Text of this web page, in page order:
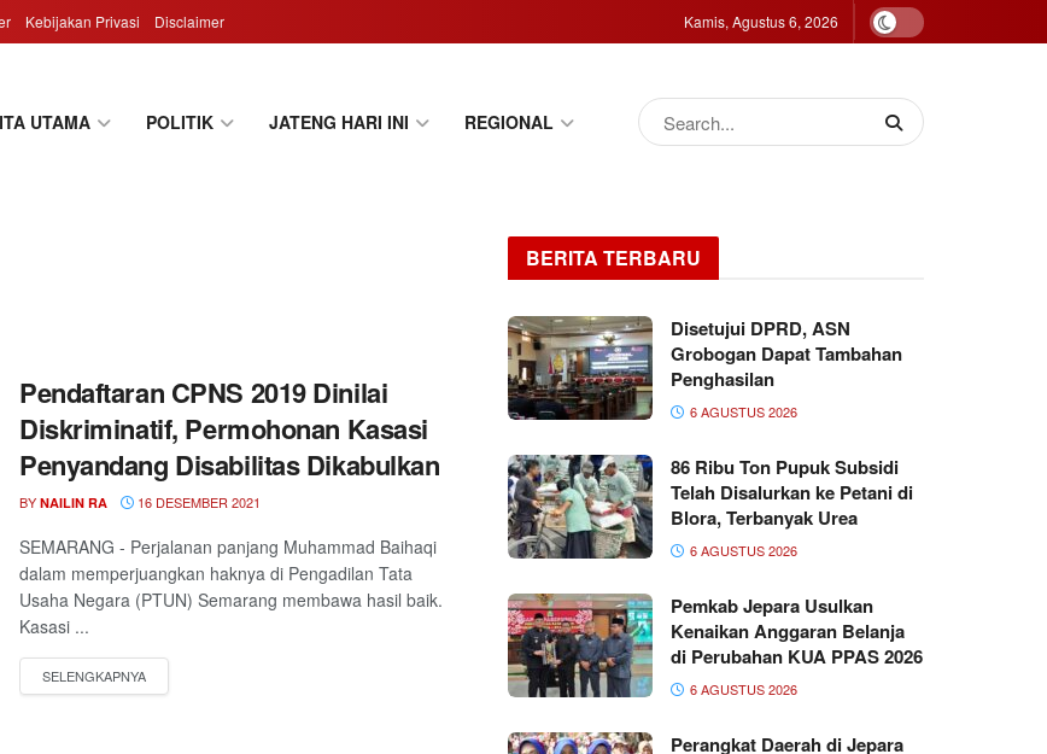
Kebijakan Privasi Disclaimer Kamis, Agustus 6, 2026
UTAMA POLITIK JATENG HARI INI REGIONAL
Pendaftaran CPNS 2019 Dinilai
Diskriminatif, Permohonan Kasasi
Penyandang Disabilitas Dikabulkan
BY NAILIN RA 16 DESEMBER 2021
SEMARANG - Perjalanan panjang Muhammad Baihaqi
dalam memperjuangkan haknya di Pengadilan Tata
Usaha Negara (PTUN) Semarang membawa hasil baik.
Kasasi ...
BERITA TERBARU
Disetujui DPRD, ASN
Grobogan Dapat Tambahan
Penghasilan
6 AGUSTUS 2026
86 Ribu Ton Pupuk Subsidi
Telah Disalurkan ke Petani di
Blora, Terbanyak Urea
6 AGUSTUS 2026
Pemkab Jepara Usulkan
Kenaikan Anggaran Belanja
di Perubahan KUA PPAS 2026
6 AGUSTUS 2026
Perangkat Daerah di Jepara